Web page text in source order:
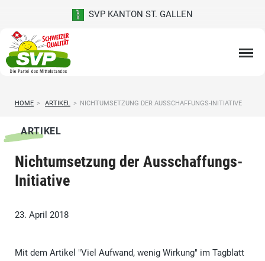
SVP KANTON ST. GALLEN
HOME > ARTIKEL > NICHTUMSETZUNG DER AUSSCHAFFUNGS-INITIATIVE
ARTIKEL
Nichtumsetzung der Ausschaffungs-
Initiative
23. April 2018
Mit dem Artikel "Viel Aufwand, wenig Wirkung" im Tagblatt